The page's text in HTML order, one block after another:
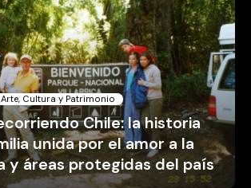
Arte, Cultura y Patrimonio
Chile: la historia
unida por el amor a la
y áreas protegidas del país